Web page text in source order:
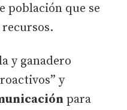
población que se
y ganadero
y
para